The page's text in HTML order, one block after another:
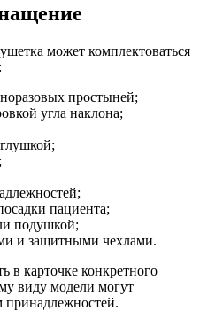
может комплектоваться
простыней;
угла наклона;
пациента;
подушкой;
и защитными чехлами.
в карточке конкретного
виду модели могут
принадлежностей.